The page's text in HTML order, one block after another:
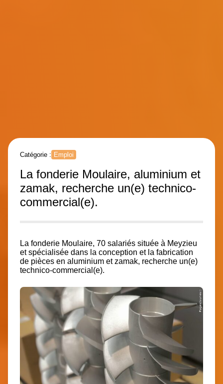
Catégorie : Emploi
La fonderie Moulaire, aluminium et
zamak, recherche un(e) technico-
commercial(e).
La fonderie Moulaire, 70 salariés située à Meyzieu
et spécialisée dans la conception et la fabrication
de pièces en aluminium et zamak, recherche un(e)
technico-commercial(e).